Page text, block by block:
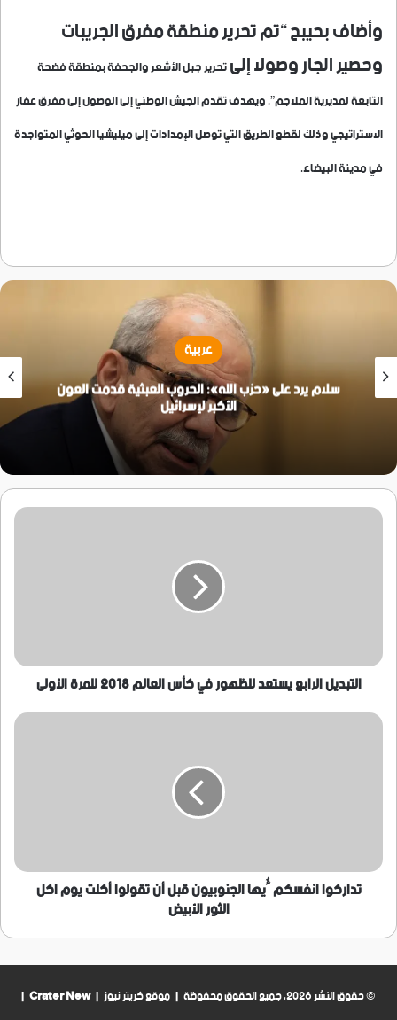
وأضاف بحيبح “تم تحرير منطقة مفرق الجريبات
وحصير الجار وصولا إلىتحرير جبل الأشعر والجحفة بمنطقة فضحة
التابعة لمديرية الملاجم”. ويهدف تقدم الجيش الوطني إلى الوصول إلى مفرق عفار
الاستراتيجي وذلك لقطع الطريق التي توصل الإمدادات إلى ميليشيا الحوثي المتواجدة
في مدينة البيضاء.
عربية
الأمم المتحدة تحصي عودة أكثر من 800 ألف نازح الى
مناطقهم في لبنان
التبديل
للمرة
الأولى
التبديل الرابع يستعد للظهور في كأس العالم 2018 للمرة الأولى
تداركوا
يوم
اكل
الثورتداركوا انفسكم ٱيها الجنوبيون قبل أن تقولوا أكلت يوم اكل
الثور الأبيض
© حقوق النشر 2026، جميع الحقوق محفوظة | موقع كريتر نيوز | Crater New
|